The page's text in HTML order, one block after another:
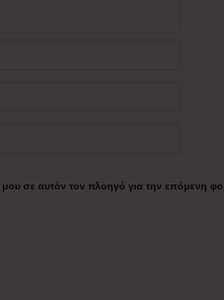
σε αυτόν τον πλοηγό για την επόμενη